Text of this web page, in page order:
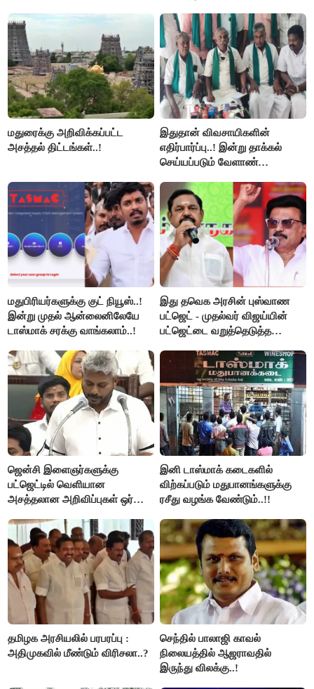
மதுரைக்கு அறிவிக்கப்பட்ட
அசத்தல் திட்டங்கள்..!
இதுதான் விவசாயிகளின்
எதிர்பார்ப்பு..! இன்று தாக்கல்
செய்யப்படும் வேளாண்
கோரிக்கை!
மதுபிரியர்களுக்கு குட் நியூஸ்..!
இன்று முதல் ஆன்லைனிலேயே
டாஸ்மாக் சரக்கு வாங்கலாம்..!
இது தவெக அரசின் புஸ்வாண
பட்ஜெட் - முதல்வர் விஜய்யின்
பட்ஜெட்டை வறுத்தெடுத்த
ஜென்சி இளைஞர்களுக்கு
பட்ஜெட்டில் வெளியான
அசத்தலான அறிவிப்புகள் ஒர்
இனி டாஸ்மாக் கடைகளில்
விற்கப்படும் மதுபானங்களுக்கு
ரசீது வழங்க வேண்டும்..!!
தமிழக அரசியலில் பரபரப்பு :
அதிமுகவில் மீண்டும் விரிசலா..?
செந்தில் பாலாஜி காவல்
நிலையத்தில் ஆஜராவதில்
இருந்து விலக்கு..!